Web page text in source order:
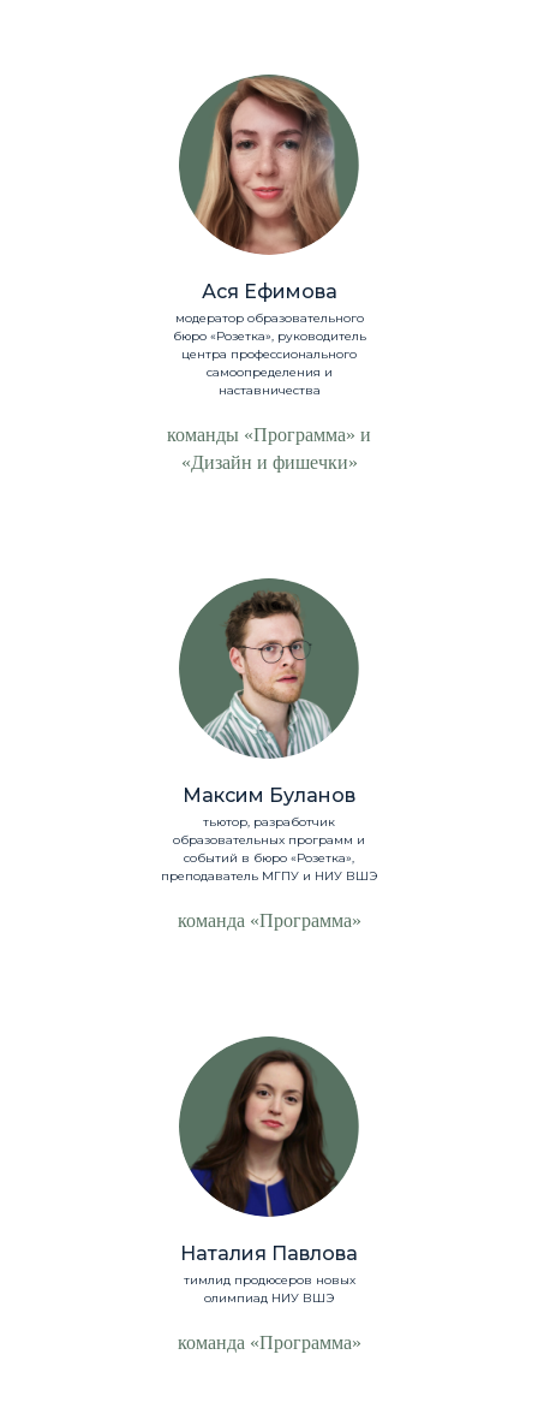
Ася Ефимова
модератор образовательного
бюро «Розетка», руководитель
центра профессионального
самоопределения и
наставничества
команды «Программа» и
«Дизайн и фишечки»
Максим Буланов
тьютор, разработчик
образовательных программ и
событий в бюро «Розетка»,
преподаватель МГПУ и НИУ ВШЭ
команда «Программа»
Наталия Павлова
тимлид продюсеров новых
олимпиад НИУ ВШЭ
команда «Программа»
Email: ineedyou@rozetka.team
Библиотека
Офферта
Подписаться на новости